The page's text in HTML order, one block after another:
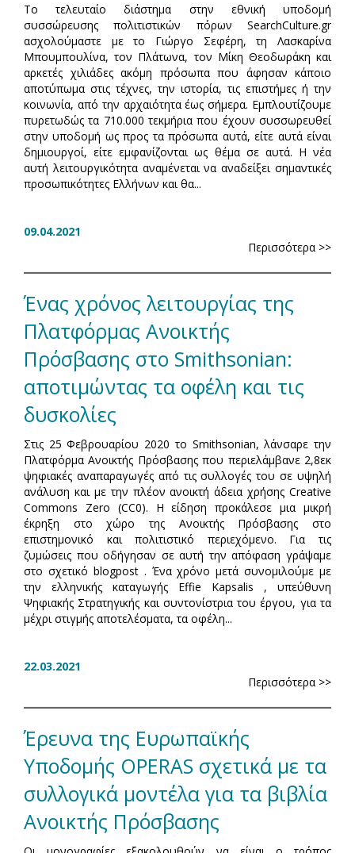
Το τελευταίο διάστημα στην εθνική υποδομή
συσσώρευσης πολιτιστικών πόρων SearchCulture.gr
ασχολούμαστε με το Γιώργο Σεφέρη, τη Λασκαρίνα
Μπουμπουλίνα, τον Πλάτωνα, τον Μίκη Θεοδωράκη και
αρκετές χιλιάδες ακόμη πρόσωπα που άφησαν κάποιο
αποτύπωμα στις τέχνες, την ιστορία, τις επιστήμες ή την
κοινωνία, από την αρχαιότητα έως σήμερα. Εμπλουτίζουμε
πυρετωδώς τα 710.000 τεκμήρια που έχουν συσσωρευθεί
στην υποδομή ως προς τα πρόσωπα αυτά, είτε αυτά είναι
δημιουργοί, είτε εμφανίζονται ως θέμα σε αυτά. Η νέα
αυτή λειτουργικότητα αναμένεται να αναδείξει σημαντικές
προσωπικότητες Ελλήνων και θα...
09.04.2021
Περισσότερα >>
Ένας χρόνος λειτουργίας της
Πλατφόρμας Ανοικτής
Πρόσβασης στο Smithsonian:
αποτιμώντας τα οφέλη και τις
δυσκολίες
Στις 25 Φεβρουαρίου 2020 το Smithsonian, λάνσαρε την
Πλατφόρμα Ανοικτής Πρόσβασης που περιελάμβανε 2,8εκ
ψηφιακές αναπαραγωγές από τις συλλογές του σε υψηλή
ανάλυση και με την πλέον ανοικτή άδεια χρήσης Creative
Commons Zero (CC0). Η είδηση προκάλεσε μια μικρή
έκρηξη στο χώρο της Ανοικτής Πρόσβασης στο
επιστημονικό και πολιτιστικό περιεχόμενο. Για τις
ζυμώσεις που οδήγησαν σε αυτή την απόφαση γράψαμε
στο σχετικό blogpost . Ένα χρόνο μετά συνομιλούμε με
την ελληνικής καταγωγής Effie Kapsalis , υπεύθυνη
Ψηφιακής Στρατηγικής και συντονίστρια του έργου, για τα
μέχρι στιγμής αποτελέσματα, τα οφέλη...
22.03.2021
Περισσότερα >>
Έρευνα της Ευρωπαϊκής
Υποδομής OPERAS σχετικά με τα
συλλογικά μοντέλα για τα βιβλία
Ανοικτής Πρόσβασης